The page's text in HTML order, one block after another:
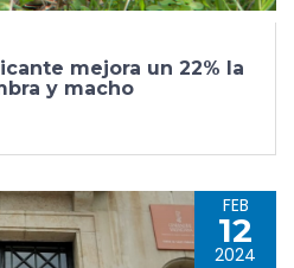
mejora un 22% la
y macho
FEB
12
2024